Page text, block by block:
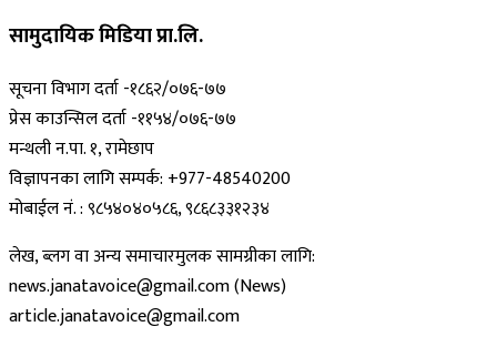
सामुदायिक मिडिया प्रा.लि.
सूचना विभाग दर्ता -१८६२/०७६-७७
प्रेस काउन्सिल दर्ता -११५४/०७६-७७
मन्थली न.पा. १, रामेछाप
विज्ञापनका लागि सम्पर्क: +977-48540200
मोबाईल नं. : ९८५४०४०५८६, ९८६८३३१२३४
लेख, ब्लग वा अन्य समाचारमुलक सामग्रीका लागि:
news.janatavoice@gmail.com (News)
article.janatavoice@gmail.com